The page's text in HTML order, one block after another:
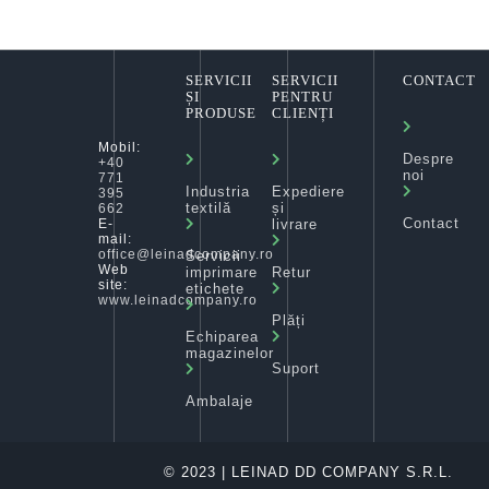
Mobil:
+40
771
395
662
E-
mail:
office@leinadcompany.ro
Web
site:
www.leinadcompany.ro
SERVICII
ȘI
PRODUSE
Industria
textilă
Servicii
imprimare
etichete
Echiparea
magazinelor
Ambalaje
SERVICII
PENTRU
CLIENȚI
Expediere
și
livrare
Retur
Plăți
Suport
CONTACT
Despre
noi
Contact
© 2023 | LEINAD DD COMPANY S.R.L.